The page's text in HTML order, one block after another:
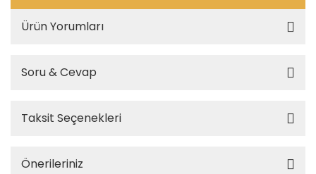
Ürün Yorumları
Soru & Cevap
Taksit Seçenekleri
Önerileriniz